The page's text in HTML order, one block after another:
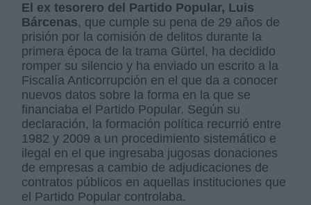
El ex tesorero del Partido Popular, Luis
Bárcenas, que cumple su pena de 29 años de
prisión por la comisión de delitos durante la
primera época de la trama Gürtel, ha decidido
romper su silencio y ha enviado un escrito a la
Fiscalía Anticorrupción en el que da a conocer
nuevos datos sobre la forma en la que se
financiaba el Partido Popular. Según su
declaración, la formación política recurrió entre
1982 y 2009 a un procedimiento sistemático e
ilegal en el que ingresaba jugosas donaciones
de empresas a cambio de adjudicaciones de
contratos públicos en aquellas instituciones que
el Partido Popular controlaba.